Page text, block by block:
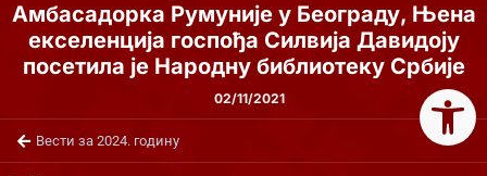
Амбасадорка Румуније у Београду, Њена
екселенција госпођа Силвија Давидоју
посетила је Народну библиотеку Србије
02/11/2021
Вести за 2024. годину